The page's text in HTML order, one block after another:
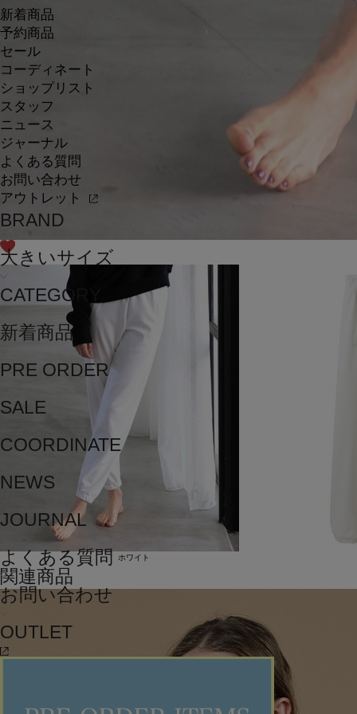
新着商品
予約商品
セール
コーディネート
ショップリスト
スタッフ
ニュース
ジャーナル
よくある質問
お問い合わせ
アウトレット
BRAND
大きいサイズ
CATEGORY
新着商品
PRE ORDER
SALE
COORDINATE
NEWS
JOURNAL
よくある質問
お問い合わせ
OUTLET
ホワイト
関連商品